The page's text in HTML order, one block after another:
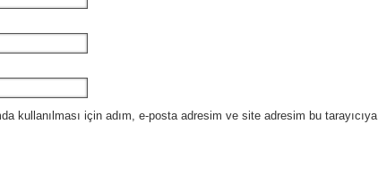
kullanılması için adım, e-posta adresim ve site adresim bu tarayıcıya